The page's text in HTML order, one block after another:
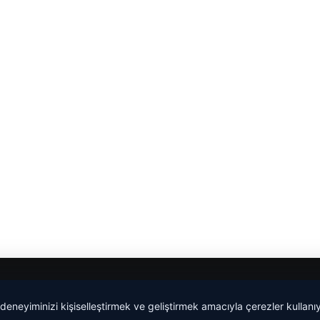
kişiselleştirmek ve geliştirmek amacıyla çerezler
lemagrup.com.tr